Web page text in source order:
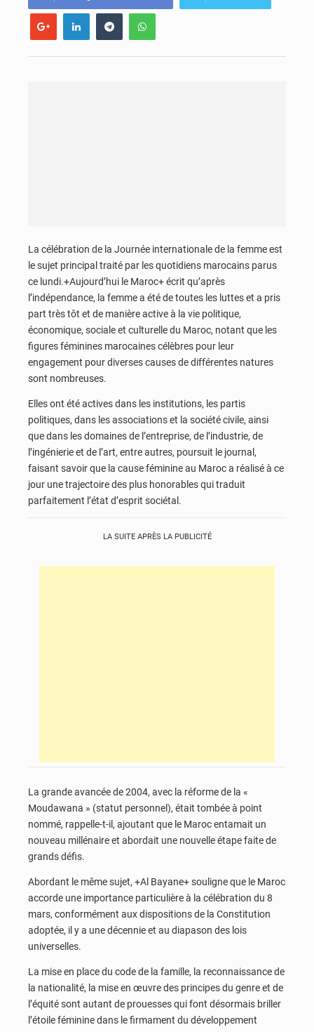
La célébration de la Journée internationale de la femme est
le sujet principal traité par les quotidiens marocains parus
ce lundi.+Aujourd’hui le Maroc+ écrit qu’après
l’indépendance, la femme a été de toutes les luttes et a pris
part très tôt et de manière active à la vie politique,
économique, sociale et culturelle du Maroc, notant que les
figures féminines marocaines célèbres pour leur
engagement pour diverses causes de différentes natures
sont nombreuses.
Elles ont été actives dans les institutions, les partis
politiques, dans les associations et la société civile, ainsi
que dans les domaines de l’entreprise, de l’industrie, de
l’ingénierie et de l’art, entre autres, poursuit le journal,
faisant savoir que la cause féminine au Maroc a réalisé à ce
jour une trajectoire des plus honorables qui traduit
parfaitement l’état d’esprit sociétal.
LA SUITE APRÈS LA PUBLICITÉ
La grande avancée de 2004, avec la réforme de la «
Moudawana » (statut personnel), était tombée à point
nommé, rappelle-t-il, ajoutant que le Maroc entamait un
nouveau millénaire et abordait une nouvelle étape faite de
grands défis.
Abordant le même sujet, +Al Bayane+ souligne que le Maroc
accorde une importance particulière à la célébration du 8
mars, conformément aux dispositions de la Constitution
adoptée, il y a une décennie et au diapason des lois
universelles.
La mise en place du code de la famille, la reconnaissance de
la nationalité, la mise en œuvre des principes du genre et de
l’équité sont autant de prouesses qui font désormais briller
l’étoile féminine dans le firmament du développement